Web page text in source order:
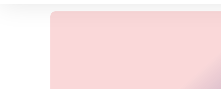
راهنمای پرداخت دو مرحله ای